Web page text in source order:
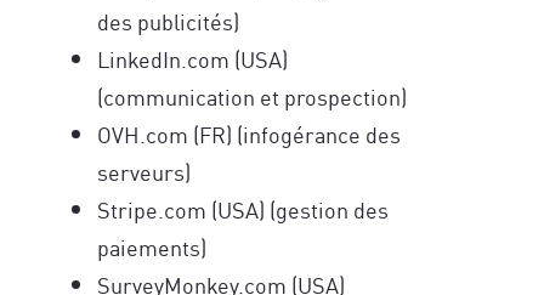
des publicités)
LinkedIn.com (USA)
(communication et prospection)
OVH.com (FR) (infogérance des
serveurs)
Stripe.com (USA) (gestion des
paiements)
SurveyMonkey.com (USA)